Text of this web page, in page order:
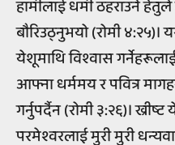
हामीलाई धर्मी ठहराउने
बौरिउठ्नुभयो (रोमी
येशूमाथि विश्वास गर्नेहरूलाई
आफ्ना धर्ममय र पवित्र
गर्नुपर्दैन (रोमी ३:२६)।
परमेश्वरलाई मुरी मुरी